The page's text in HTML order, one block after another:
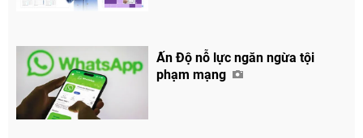
Ấn Độ nỗ lực ngăn ngừa tội
phạm mạng